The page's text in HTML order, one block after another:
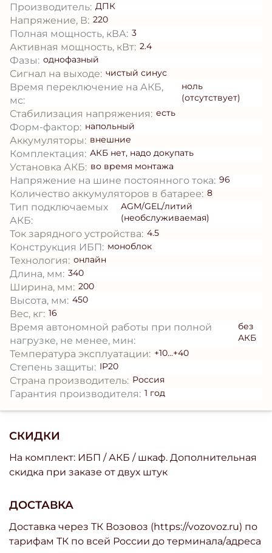
СКИДКИ
На комплект: ИБП / АКБ / шкаф. Дополнительная
скидка при заказе от двух штук
ДОСТАВКА
Доставка через ТК Возовоз (https://vozovoz.ru) по
тарифам ТК по всей России до терминала/адреса
Производитель: ДПК
Напряжение, В: 220
Полная мощность, кВА: 3
Активная мощность, кВт: 2.4
Фазы: однофазный
Сигнал на выходе: чистый синус
Время переключение на АКБ,
мс:
ноль
(отсутствует)
Стабилизация напряжения: есть
Форм-фактор: напольный
Аккумуляторы: внешние
Комплектация: АКБ нет, надо докупать
Установка АКБ: во время монтажа
Напряжение на шине постоянного тока: 96
Количество аккумуляторов в батарее: 8
Тип подключаемых
АКБ:
AGM/GEL/литий
(необслуживаемая)
Ток зарядного устройства: 4.5
Конструкция ИБП: моноблок
Технология: онлайн
Длина, мм: 340
Ширина, мм: 200
Высота, мм: 450
Вес, кг: 16
Время автономной работы при полной
нагрузке, не менее, мин:
без
АКБ
Температура эксплуатации: +10...+40
Степень защиты: IP20
Страна производитель: Россия
Гарантия производителя: 1 год